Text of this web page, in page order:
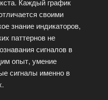
Каждый график
своими
знание индикаторов,
паттернов не
сигналов в
опыт, умение
сигналы именно в